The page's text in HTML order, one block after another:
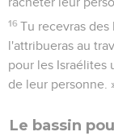
16 Tu recevras
l'attribueras au
pour les Israélites
de leur personne.
Le bassin